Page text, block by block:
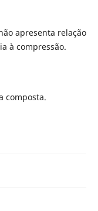
apresenta relação
à compressão.
composta.